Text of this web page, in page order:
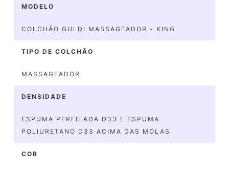
MODELO
COLCHÃO GULDI MASSAGEADOR - KING
TIPO DE COLCHÃO
MASSAGEADOR
DENSIDADE
ESPUMA PERFILADA D33 E ESPUMA
POLIURETANO D33 ACIMA DAS MOLAS
COR